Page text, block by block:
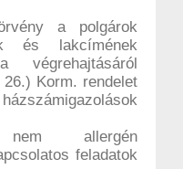
a polgárok
és lakcímének
végrehajtásáról
Korm. rendelet
allergén
feladatok